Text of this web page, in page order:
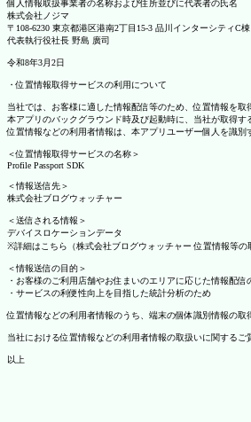
個人情報取扱事業者の名称および住所並びに代表者の氏名
株式会社ノジマ
〒108-6230 東京都港区港南2丁目15-3 品川インターシティC棟
代表執行役社長 野島 廣司
令和8年3月2日
・位置情報取得サービスの利用について
当社では、お客様に適した情報配信等のため、位置情報を取
本アプリのバックグラウンド時及び起動時に、当社が取得
位置情報などの利用者情報は、本アプリユーザー個人を識
＜位置情報取得サービスの名称＞
Profile Passport SDK
＜情報送信先＞
株式会社ブログウォッチャー
＜送信される情報＞
デバイスロケーションデータ
※詳細はこちら（株式会社ブログウォッチャー 位置情報等の
＜情報送信の目的＞
・お客様のご利用店舗やお住まいのエリアに応じた情報配信
・サービスの利便性向上を目指した統計分析のため
位置情報などの利用者情報のうち、端末の個体識別情報の
当社における位置情報などの利用者情報の取扱いに関する
以上